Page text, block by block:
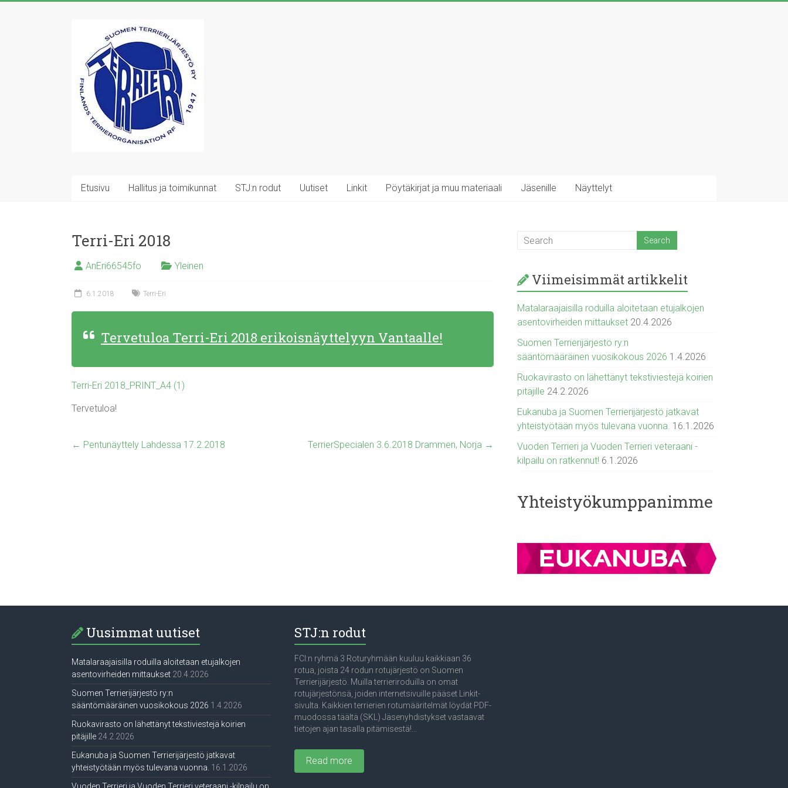
Suomen
Terrierijärjestö
ry
23
terrierirodun
rotujärjestö
Etusivu Hallitus ja toimikunnat STJ:n rodut Uutiset Linkit Pöytäkirjat ja muu materiaali Jäsenille Näyttelyt
Terri-Eri 2018
AnEri66545fo Yleinen
6.1.2018 Terri-Eri
Tervetuloa Terri-Eri 2018 erikoisnäyttelyyn Vantaalle!
Terri-Eri 2018_PRINT_A4 (1)
Tervetuloa!
← Pentunäyttely Lahdessa 17.2.2018 TerrierSpecialen 3.6.2018 Drammen, Norja →
Viimeisimmät artikkelit
Matalaraajaisilla roduilla aloitetaan etujalkojen
asentovirheiden mittaukset 20.4.2026
Suomen Terrierijärjestö ry:n
sääntömääräinen vuosikokous 2026 1.4.2026
Ruokavirasto on lähettänyt tekstiviestejä koirien
pitäjille 24.2.2026
Eukanuba ja Suomen Terrierijärjestö jatkavat
yhteistyötään myös tulevana vuonna. 16.1.2026
Vuoden Terrieri ja Vuoden Terrieri veteraani -
kilpailu on ratkennut! 6.1.2026
Yhteistyökumppanimme
Uusimmat uutiset
Matalaraajaisilla roduilla aloitetaan etujalkojen
asentovirheiden mittaukset 20.4.2026
Suomen Terrierijärjestö ry:n
sääntömääräinen vuosikokous 2026 1.4.2026
Ruokavirasto on lähettänyt tekstiviestejä koirien
pitäjille 24.2.2026
Eukanuba ja Suomen Terrierijärjestö jatkavat
yhteistyötään myös tulevana vuonna. 16.1.2026
STJ:n rodut
FCI:n ryhmä 3 Roturyhmään kuuluu kaikkiaan 36
rotua, joista 24 rodun rotujärjestö on Suomen
Terrierijärjestö. Muilla terrieriroduilla on omat
rotujärjestönsä, joiden internetsivuille pääset Linkit-
sivulta. Kaikkien terrierien rotumääritelmät löydät PDF-
muodossa täältä (SKL) Jäsenyhdistykset vastaavat
tietojen ajan tasalla pitämisestä!...
Read more